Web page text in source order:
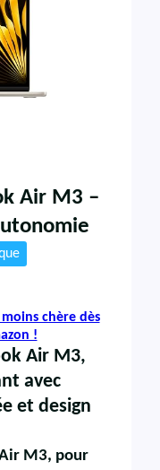
Air M3 –
chère dès
!
Air M3,
avec
et design
M3, pour